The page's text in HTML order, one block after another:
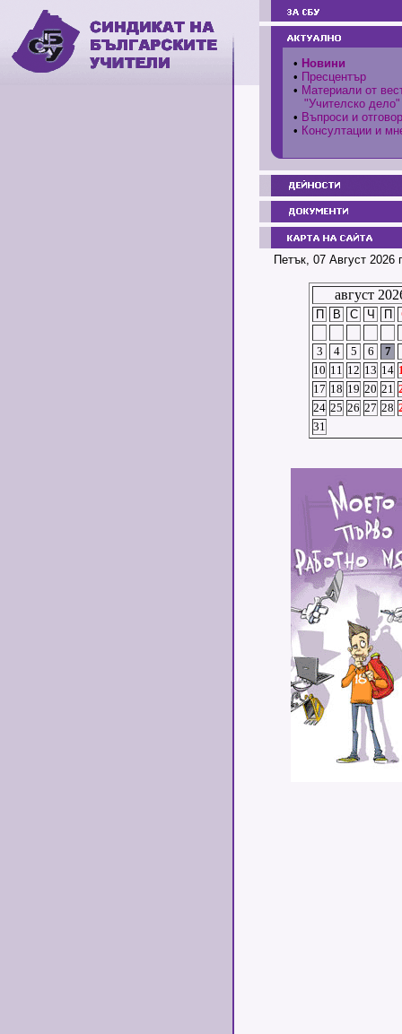
• Новини
• Пресцентър
• Материали от
"Учителско дело"
• Въпроси и
• Консултации и
Петък, 07 Август 2026
август
П В С Ч П
3
4 5 6 7
10 11 12 13 14
17 18 19 20 21
24 25 26 27 28
31